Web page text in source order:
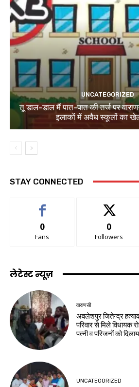
UNCATEGORIZED
तू डाल-डाल मैं पात-पात की तर्ज पर
इलाकों में अवैध स्कूलों का
STAY CONNECTED
0
Fans
0
Followers
लेटेस्ट न्यूज़
वाराणसी
अवलेशपुर जितेन्द्र
परिवार से मिले विधायक
पत्नी व परिजनों को
UNCATEGORIZED